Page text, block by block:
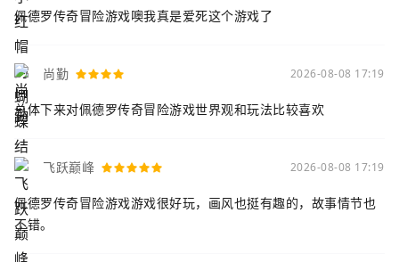
佩德罗传奇冒险游戏噢我真是爱死这个游戏了
尚勤 2026-08-08 17:19
总体下来对佩德罗传奇冒险游戏世界观和玩法比较喜欢
飞跃巅峰 2026-08-08 17:19
佩德罗传奇冒险游戏游戏很好玩，画风也挺有趣的，故事情节也
不错。